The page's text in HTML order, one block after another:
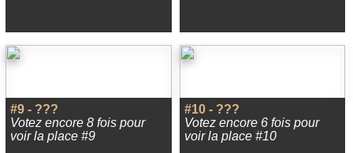
#9 - ???
Votez encore 8 fois pour
voir la place #9
#10 - ???
Votez encore 6 fois pour
voir la place #10